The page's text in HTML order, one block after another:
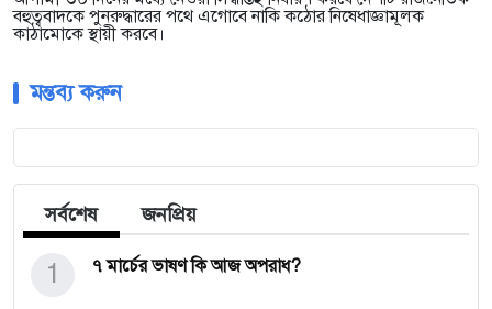
বহুত্ববাদকে পুনরুদ্ধারের পথে এগোবে নাকি কঠোর নিষেধাজ্ঞামূলক
কাঠামোকে স্থায়ী করবে।
মন্তব্য করুন
সর্বশেষ জনপ্রিয়
৭ মার্চের ভাষণ কি আজ অপরাধ?
1